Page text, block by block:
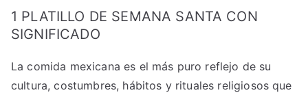
1 PLATILLO DE SEMANA SANTA CON
SIGNIFICADO
La comida mexicana es el más puro reflejo de su
cultura, costumbres, hábitos y rituales religiosos que